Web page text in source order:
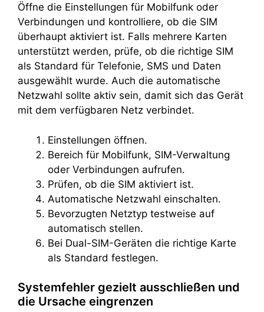
Öffne die Einstellungen für Mobilfunk oder
Verbindungen und kontrolliere, ob die SIM
überhaupt aktiviert ist. Falls mehrere Karten
unterstützt werden, prüfe, ob die richtige SIM
als Standard für Telefonie, SMS und Daten
ausgewählt wurde. Auch die automatische
Netzwahl sollte aktiv sein, damit sich das Gerät
mit dem verfügbaren Netz verbindet.
Einstellungen öffnen.
Bereich für Mobilfunk, SIM-Verwaltung
oder Verbindungen aufrufen.
Prüfen, ob die SIM aktiviert ist.
Automatische Netzwahl einschalten.
Bevorzugten Netztyp testweise auf
automatisch stellen.
Bei Dual-SIM-Geräten die richtige Karte
als Standard festlegen.
Systemfehler gezielt ausschließen und
die Ursache eingrenzen